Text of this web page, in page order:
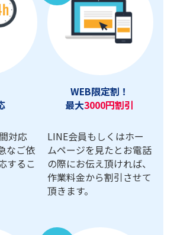
対応
なご依
するこ
WEB限定割！
最大3000円割引
LINE会員もしくはホー
ムページを見たとお電話
の際にお伝え頂ければ、
作業料金から割引させて
頂きます。